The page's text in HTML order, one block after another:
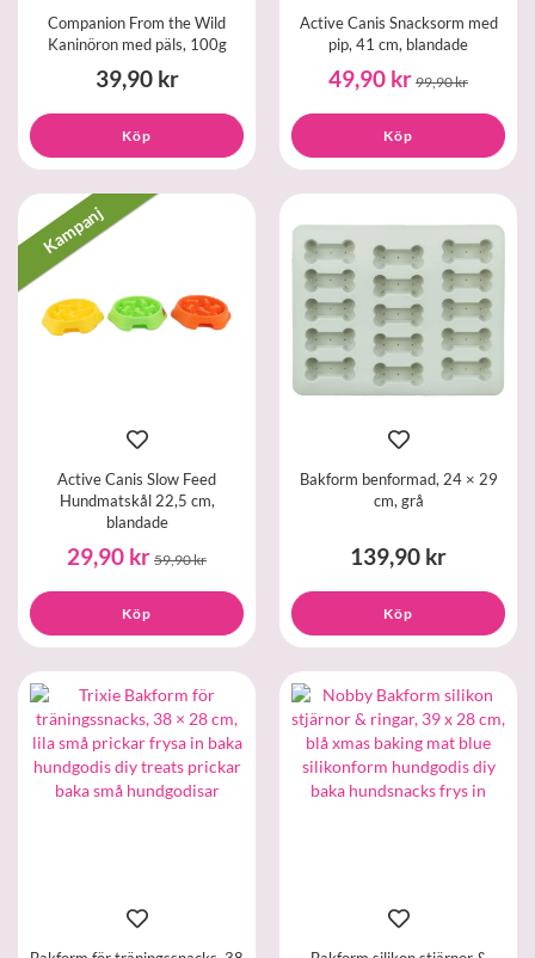
Companion From the Wild
Kaninöron med päls, 100g
39,90 kr
Köp
Active Canis Snacksorm med
pip, 41 cm, blandade
49,90 kr 99,90 kr
Köp
Kampanj
Active Canis Slow Feed
Hundmatskål 22,5 cm,
blandade
29,90 kr 59,90 kr
Köp
Bakform benformad, 24 × 29
cm, grå
139,90 kr
Köp